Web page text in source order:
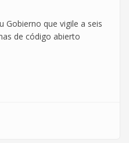
Gobierno que vigile a seis
de código abierto